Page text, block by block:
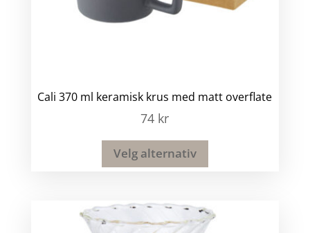
Cali 370 ml keramisk krus med matt overflate
74 kr
Velg alternativ